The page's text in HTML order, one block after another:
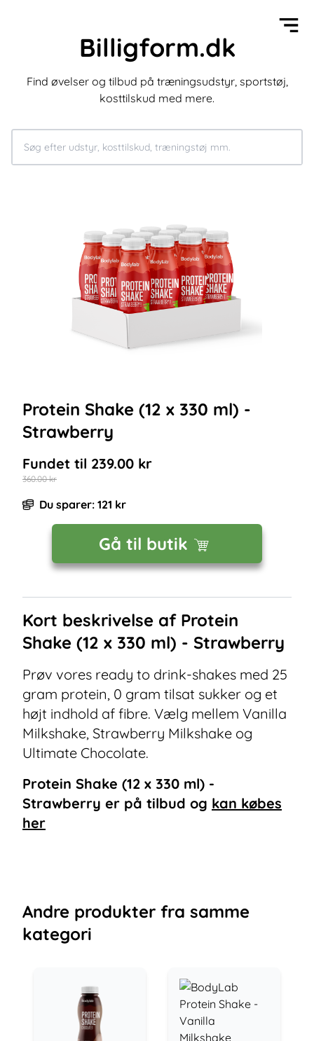
Billigform.dk
Find øvelser og tilbud på træningsudstyr, sportstøj,
kosttilskud med mere.
Protein Shake (12 x 330 ml) -
Strawberry
Fundet til 239.00 kr
360.00kr
Du sparer: 121 kr
Gå til butik
Kort beskrivelse af Protein
Shake (12 x 330 ml) - Strawberry
Prøv vores ready to drink-shakes med 25
gram protein, 0 gram tilsat sukker og et
højt indhold af fibre. Vælg mellem Vanilla
Milkshake, Strawberry Milkshake og
Ultimate Chocolate.
Protein Shake (12 x 330 ml) -
Strawberry er på tilbud og kan købes
her
Andre produkter fra samme
kategori